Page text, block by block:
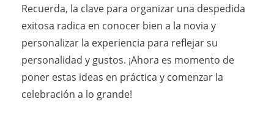
Recuerda, la clave para organizar una despedida
exitosa radica en conocer bien a la novia y
personalizar la experiencia para reflejar su
personalidad y gustos. ¡Ahora es momento de
poner estas ideas en práctica y comenzar la
celebración a lo grande!